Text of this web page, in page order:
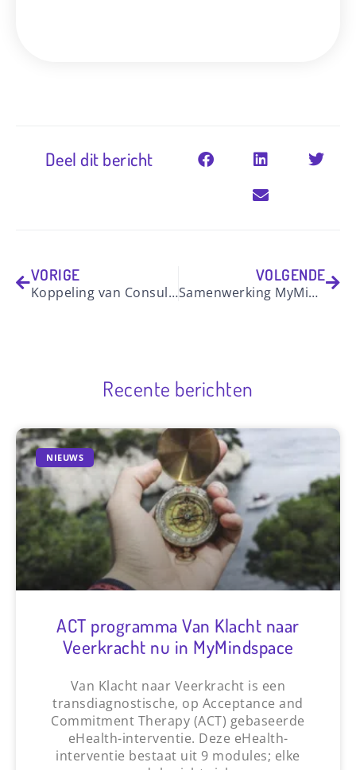
Deel dit bericht
VORIGE
Koppeling van ConsultManager naar MyMindspace
VOLGENDE
Samenwerking MyMindspace en zorgIQ: de hele GGZ-keten onder één digitaal dak!
Recente berichten
NIEUWS
ACT programma Van Klacht naar
Veerkracht nu in MyMindspace
Van Klacht naar Veerkracht is een
transdiagnostische, op Acceptance and
Commitment Therapy (ACT) gebaseerde
eHealth-interventie. Deze eHealth-
interventie bestaat uit 9 modules; elke